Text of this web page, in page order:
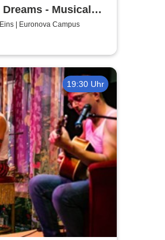
- Musical
| Euronova Campus
19:30 Uhr